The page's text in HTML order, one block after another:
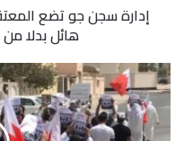
إدارة سجن جو تضع
هائل بدلا